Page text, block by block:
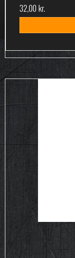
32,00 kr.